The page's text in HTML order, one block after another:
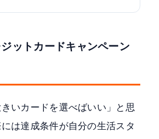
ットカードキャンペーン
きいカードを選べばいい」と思
は達成条件が自分の生活スタ